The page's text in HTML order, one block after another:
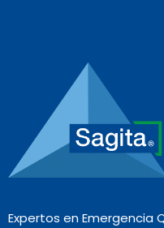
Expertos en Emergencia